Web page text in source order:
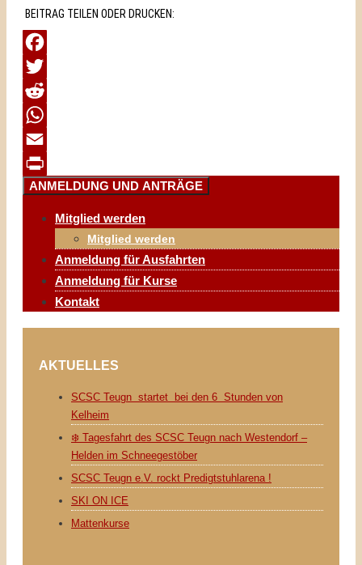
BEITRAG TEILEN ODER DRUCKEN:
Facebook
Twitter
Reddit
WhatsApp
Email
Print
ANMELDUNG UND ANTRÄGE
Mitglied werden
Mitglied werden
Anmeldung für Ausfahrten
Anmeldung für Kurse
Kontakt
AKTUELLES
SCSC Teugn startet bei den 6 Stunden von
Kelheim
❄️ Tagesfahrt des SCSC Teugn nach Westendorf –
Helden im Schneegestöber
SCSC Teugn e.V. rockt Predigtstuhlarena !
SKI ON ICE
Mattenkurse